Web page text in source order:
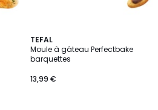
TEFAL
Moule à gâteau Perfectbake
barquettes
13,99 €
3,8
/ 5